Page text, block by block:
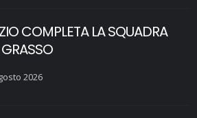
COMPLETA LA SQUADRA
2026